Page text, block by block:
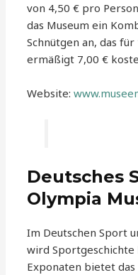
von 4,50 € pro
das Museum ein
Schnütgen an, das
ermäßigt 7,00 €
Website:
Deutsches
Olympia
Im Deutschen Sport
wird
Exponaten bietet